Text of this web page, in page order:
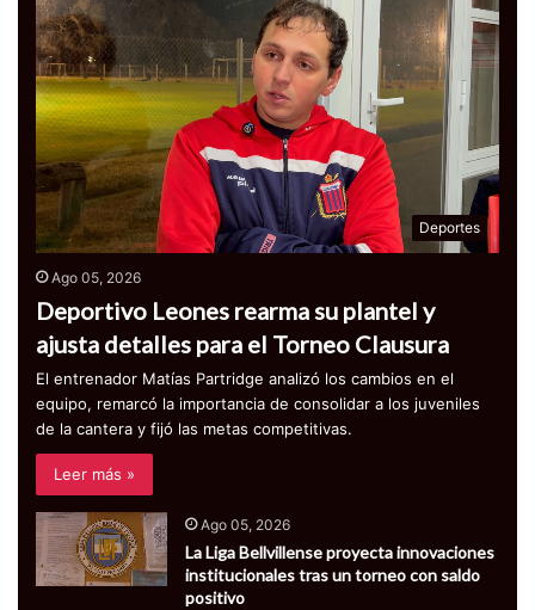
Deportes
Ago 05, 2026
Deportivo Leones rearma su plantel y
ajusta detalles para el Torneo Clausura
El entrenador Matías Partridge analizó los cambios en el
equipo, remarcó la importancia de consolidar a los juveniles
de la cantera y fijó las metas competitivas.
Leer más »
Ago 05, 2026
La Liga Bellvillense proyecta innovaciones
institucionales tras un torneo con saldo
positivo